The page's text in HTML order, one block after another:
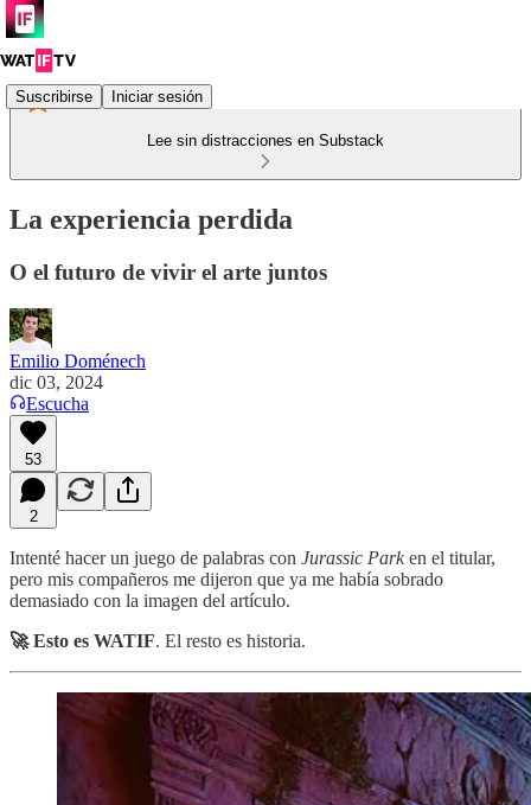
Suscribirse Iniciar sesión
Lee sin distracciones en Substack
La experiencia perdida
O el futuro de vivir el arte juntos
Emilio Doménech
dic 03, 2024
Escucha
53
2
Intenté hacer un juego de palabras con Jurassic Parken el titular,
pero mis compañeros me dijeron que ya me había sobrado
demasiado con la imagen del artículo.
🚀 Esto es WATIF. El resto es historia.